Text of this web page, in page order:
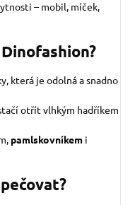
– mobil, míček,
která je odolná a snadno
otřít vlhkým hadříkem
pamlskovníkem i